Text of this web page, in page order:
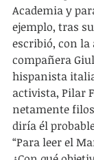
Academia y
ejemplo, tras
escribió, con la
compañera
hispanista
activista, Pilar
netamente
diría él
“Para leer el